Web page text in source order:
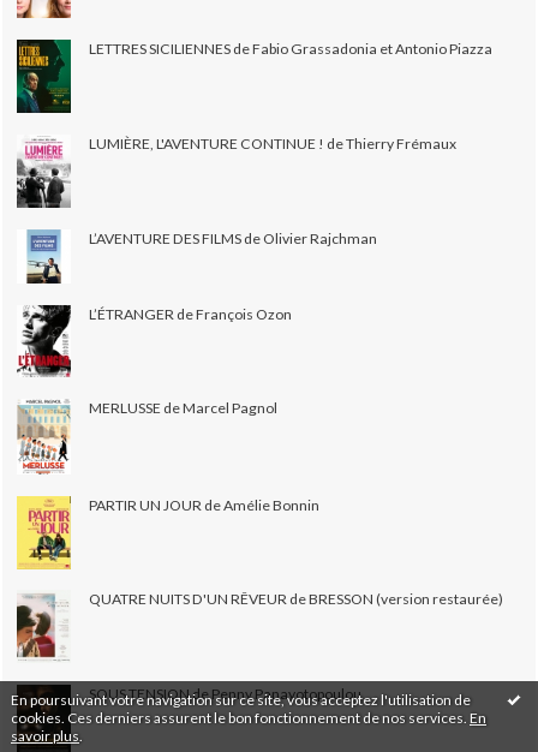
En poursuivant votre navigation sur ce site, vous acceptez l'utilisation de
cookies. Ces derniers assurent le bon fonctionnement de nos services. En
savoir plus
LETTRES SICILIENNES de Fabio Grassadonia et Antonio Piazza
LUMIÈRE, L'AVENTURE CONTINUE ! de Thierry Frémaux
L’AVENTURE DES FILMS de Olivier Rajchman
L’ÉTRANGER de François Ozon
MERLUSSE de Marcel Pagnol
PARTIR UN JOUR de Amélie Bonnin
QUATRE NUITS D'UN RÊVEUR de BRESSON (version restaurée)
SOUS TENSION de Penny Panayotopoulou